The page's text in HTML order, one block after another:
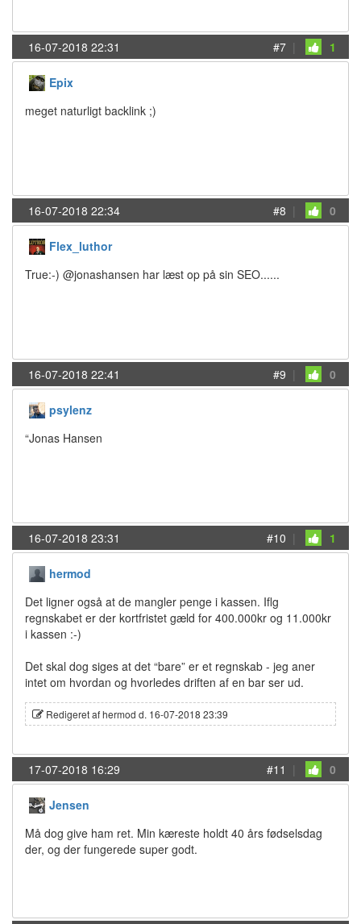
16-07-2018 22:31 #7 | 1
Epix
meget naturligt backlink ;)
16-07-2018 22:34 #8 | 0
Flex_luthor
True:-) @jonashansen har læst op på sin SEO......
16-07-2018 22:41 #9 | 0
psylenz
“Jonas Hansen
16-07-2018 23:31 #10 | 1
hermod
Det ligner også at de mangler penge i kassen. Iflg
regnskabet er der kortfristet gæld for 400.000kr og 11.000kr
i kassen :-)
Det skal dog siges at det “bare” er et regnskab - jeg aner
intet om hvordan og hvorledes driften af en bar ser ud.
Redigeret af hermod d. 16-07-2018 23:39
17-07-2018 16:29 #11 | 0
Jensen
Må dog give ham ret. Min kæreste holdt 40 års fødselsdag
der, og der fungerede super godt.